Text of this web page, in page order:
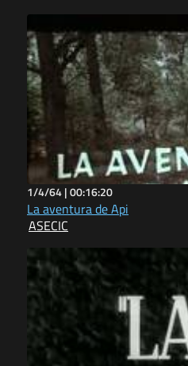
1/4/64 |00:16:20
La aventura de Api
ASECIC